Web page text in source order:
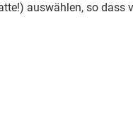
auswählen, so dass